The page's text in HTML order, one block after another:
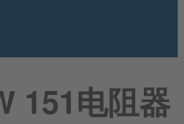
151电阻器